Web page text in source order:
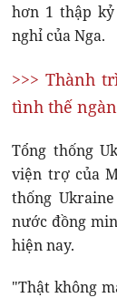
hơn 1 thập
nghỉ của Nga.
>>> Thành
tình thế
Tổng thống
viện trợ của
thống
nước đồng
hiện nay.
"Thật không